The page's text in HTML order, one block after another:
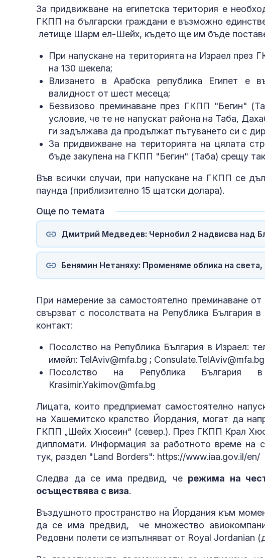
За придвижване на египетска територия е
ГКПП на български граждани е възможно
летище Шарм ел-Шейх, където ще им бъде
При напускане на територията на Израел през
на 130 шекела;
Влизането в Арабска република Египет е
валидност от шест месеца;
Безвизово преминаване през ГКПП "Бегин"
условие, че те не напускат района на Таба,
ги задължава да продължат пътуването си с
За придвижване на територията на цялата
бъде закупена на ГКПП "Бегин" (Таба) срещу
Във всички случаи, при напускане на ГКПП се
паунда (приблизително 15 щатски долара).
Още по темата
Дмитрий Медведев: Чернобил 2 надвисва над
Бенямин Нетаняху: Променяме облика на
При намерение за самостоятелно преминаване
свързват с посолствата на Република България
контакт:
Посолство на Република България в Израел:
имейл: TelAviv@mfa.bg ; Consulate.TelAviv@mfa.bg
Посолство на Република България
Krasimir.Yakimov@mfa.bg
Лицата, които предприемат самостоятелно
на Хашемитско кралство Йордания, могат да
ГКПП „Шейх Хюсеин“ (север.). През ГКПП Крал
дипломати. Информация за работното време на
тук, раздел "Land Borders": https://www.iaa.gov.il/en/
Следва да се има предвид, че режима на
осъществява с виза.
Въздушното пространство на Йордания към
да се има предвид, че множество
Редовни полети се изпълняват от Royal Jordanian